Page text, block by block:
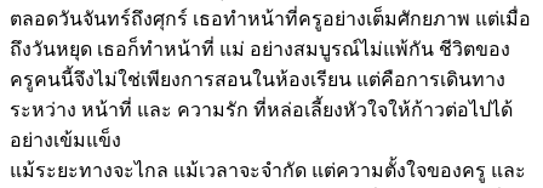
ตลอดวันจันทร์ถึงศุกร์ เธอทำหน้าที่ครูอย่างเต็มศักยภาพ แต่เมื่อ
ถึงวันหยุด เธอก็ทำหน้าที่ แม่ อย่างสมบูรณ์ไม่แพ้กัน ชีวิตของ
ครูคนนี้จึงไม่ใช่เพียงการสอนในห้องเรียน แต่คือการเดินทาง
ระหว่าง หน้าที่ และ ความรัก ที่หล่อเลี้ยงหัวใจให้ก้าวต่อไปได้
อย่างเข้มแข็ง
แม้ระยะทางจะไกล แม้เวลาจะจำกัด แต่ความตั้งใจของครู และ